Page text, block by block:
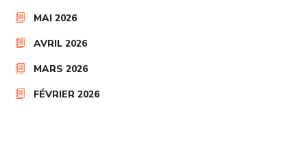
MAI 2026
AVRIL 2026
MARS 2026
FÉVRIER 2026